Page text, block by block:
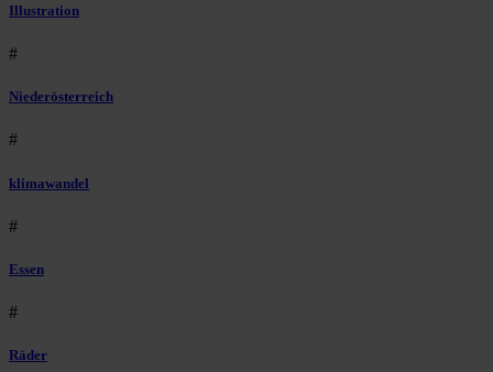
Illustration
#
Niederösterreich
#
klimawandel
#
Essen
#
Räder